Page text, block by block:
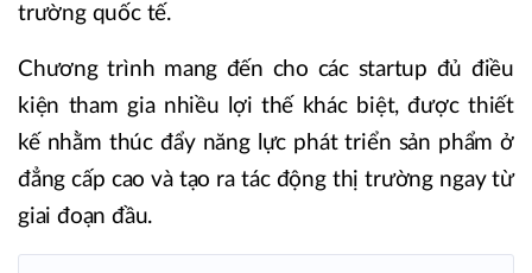
trường quốc tế.
Chương trình mang đến cho các startup đủ điều
kiện tham gia nhiều lợi thế khác biệt, được thiết
kế nhằm thúc đẩy năng lực phát triển sản phẩm ở
đẳng cấp cao và tạo ra tác động thị trường ngay từ
giai đoạn đầu.